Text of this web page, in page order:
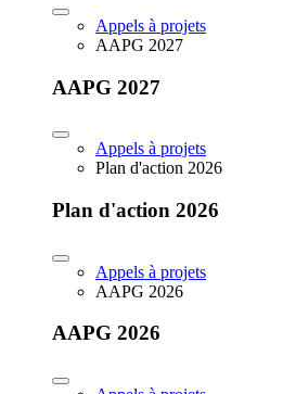
Appels à projets
AAPG 2027
AAPG 2027
Appels à projets
Plan d'action 2026
Plan d'action 2026
Appels à projets
AAPG 2026
AAPG 2026